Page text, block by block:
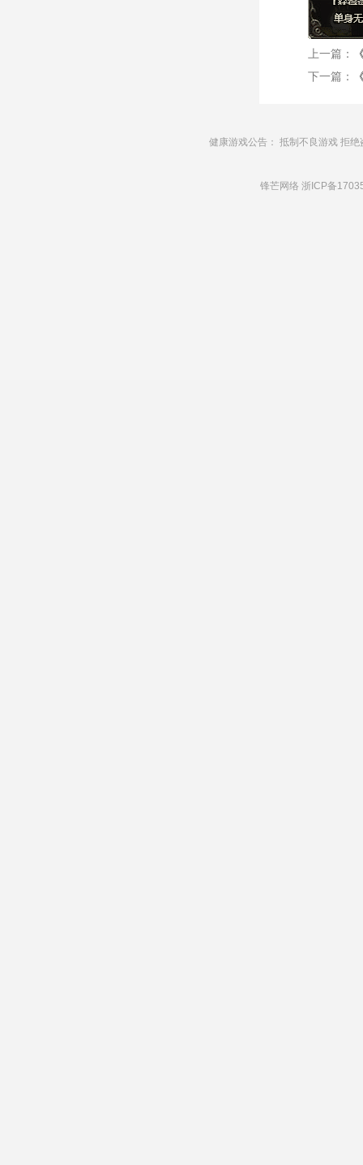
上一篇：
下一篇：
健康游戏公告： 抵制不良游戏 拒
锋芒网络 浙ICP备